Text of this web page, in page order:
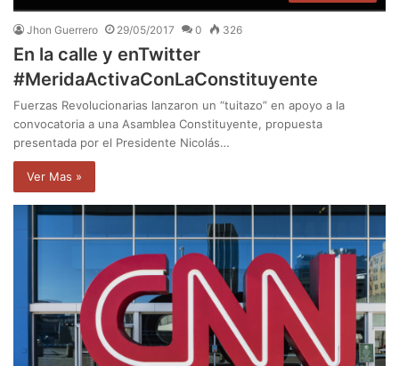
Jhon Guerrero 29/05/2017 0 326
En la calle y enTwitter
#MeridaActivaConLaConstituyente
Fuerzas Revolucionarias lanzaron un “tuitazo” en apoyo a la
convocatoria a una Asamblea Constituyente, propuesta
presentada por el Presidente Nicolás…
Ver Mas »